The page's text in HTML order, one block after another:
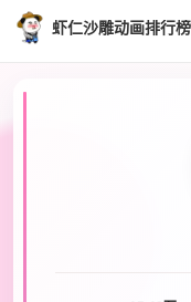
虾仁沙雕动画排行榜